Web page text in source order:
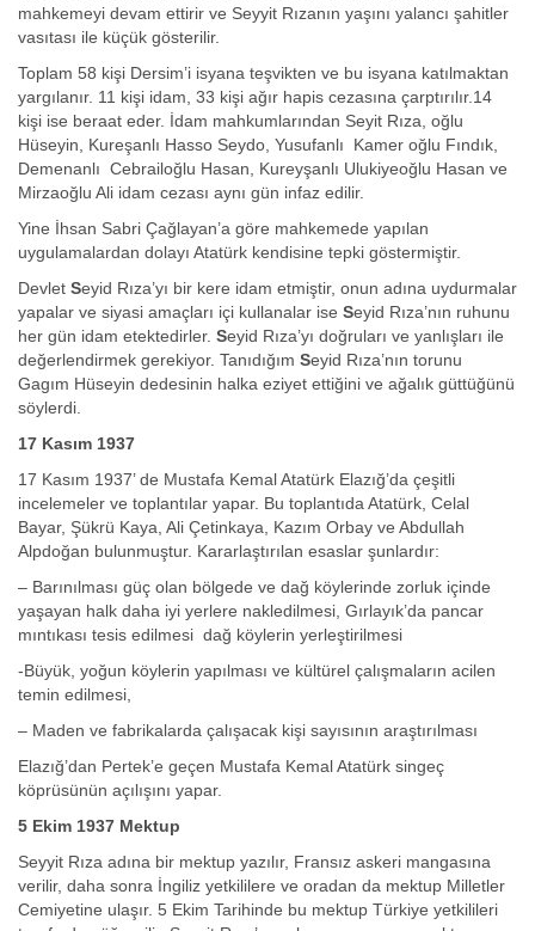
mahkemeyi devam ettirir ve Seyyit Rızanın yaşını yalancı şahitler
vasıtası ile küçük gösterilir.
Toplam 58 kişi Dersim’i isyana teşvikten ve bu isyana katılmaktan
yargılanır. 11 kişi idam, 33 kişi ağır hapis cezasına çarptırılır.14
kişi ise beraat eder. İdam mahkumlarından Seyit Rıza, oğlu
Hüseyin, Kureşanlı Hasso Seydo, Yusufanlı Kamer oğlu Fındık,
Demenanlı Cebrailoğlu Hasan, Kureyşanlı Ulukiyeoğlu Hasan ve
Mirzaoğlu Ali idam cezası aynı gün infaz edilir.
Yine İhsan Sabri Çağlayan’a göre mahkemede yapılan
uygulamalardan dolayı Atatürk kendisine tepki göstermiştir.
Devlet Seyid Rıza’yı bir kere idam etmiştir, onun adına uydurmalar
yapalar ve siyasi amaçları içi kullanalar ise Seyid Rıza’nın ruhunu
her gün idam etektedirler. Seyid Rıza’yı doğruları ve yanlışları ile
değerlendirmek gerekiyor. Tanıdığım Seyid Rıza’nın torunu
Gagım Hüseyin dedesinin halka eziyet ettiğini ve ağalık güttüğünü
söylerdi.
17 Kasım 1937
17 Kasım 1937’ de Mustafa Kemal Atatürk Elazığ’da çeşitli
incelemeler ve toplantılar yapar. Bu toplantıda Atatürk, Celal
Bayar, Şükrü Kaya, Ali Çetinkaya, Kazım Orbay ve Abdullah
Alpdoğan bulunmuştur. Kararlaştırılan esaslar şunlardır:
– Barınılması güç olan bölgede ve dağ köylerinde zorluk içinde
yaşayan halk daha iyi yerlere nakledilmesi, Gırlayık’da pancar
mıntıkası tesis edilmesi dağ köylerin yerleştirilmesi
-Büyük, yoğun köylerin yapılması ve kültürel çalışmaların acilen
temin edilmesi,
– Maden ve fabrikalarda çalışacak kişi sayısının araştırılması
Elazığ’dan Pertek’e geçen Mustafa Kemal Atatürk singeç
köprüsünün açılışını yapar.
5 Ekim 1937 Mektup
Seyyit Rıza adına bir mektup yazılır, Fransız askeri mangasına
verilir, daha sonra İngiliz yetkililere ve oradan da mektup Milletler
Cemiyetine ulaşır. 5 Ekim Tarihinde bu mektup Türkiye yetkilileri